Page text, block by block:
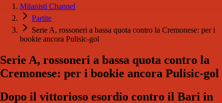
Milanisti Channel
Partite
Serie A, rossoneri a bassa quota contro la Cremonese: per i
bookie ancora Pulisic-gol
Serie A, rossoneri a bassa quota contro la
Cremonese: per i bookie ancora Pulisic-gol
Dopo il vittorioso esordio contro il Bari in